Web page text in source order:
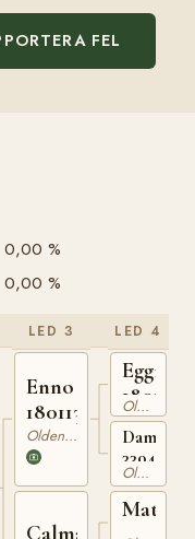
FEL
0,00 %
0,00 %
LED 3
Enno
180113585
Oldenburgare
Calma
LED 4
Eggi
Oldenburgare
Oldenburgare